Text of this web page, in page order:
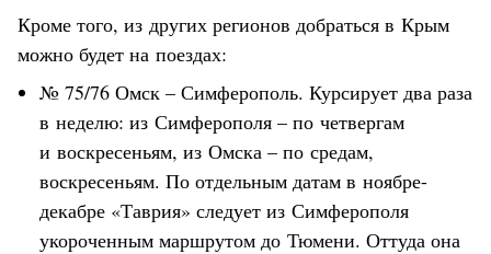
Кроме того, из других регионов добраться в Крым
можно будет на поездах:
№ 75/76 Омск – Симферополь. Курсирует два раза
в неделю: из Симферополя – по четвергам
и воскресеньям, из Омска – по средам,
воскресеньям. По отдельным датам в ноябре-
декабре «Таврия» следует из Симферополя
укороченным маршрутом до Тюмени. Оттуда она